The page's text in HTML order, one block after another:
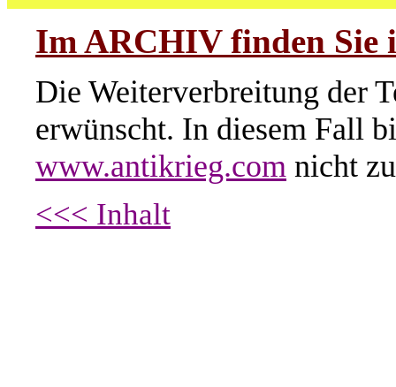
Im ARCHIV finden Sie
Die Weiterverbreitung der
erwünscht. In diesem Fall
www.antikrieg.com nicht
<<< Inhalt